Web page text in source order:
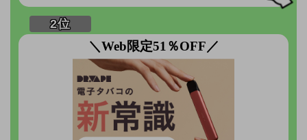
＼Web限定51％OFF／